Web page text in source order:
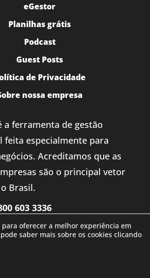
eGestor
Planilhas grátis
Podcast
Guest Posts
de Privacidade
nossa empresa
a ferramenta de gestão
feita especialmente para
Acreditamos que as
são o principal vetor
Brasil.
603 3336
nº 380 – Centro –
para oferecer a melhor experiência em
saber mais sobre os cookies clicando